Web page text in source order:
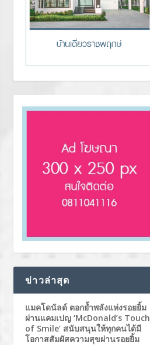
ข่าวล่าสุด
แมคโดนัลด์ ตอกย้ำพลังแห่งรอยยิ้ม
ผ่านแคมเปญ ‘McDonald’s Touch
of Smile’ สนับสนุนให้ทุกคนได้มี
โอกาสสัมผัสความสุขผ่านรอยยิ้ม